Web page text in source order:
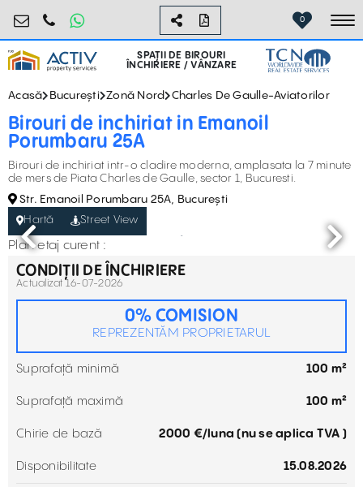
birouri@activpropertyservices.ro
0724.584.442 0
SPAȚII DE BIROURI
ÎNCHIRIERE / VÂNZARE
Acasă București Zonă Nord Charles De Gaulle-Aviatorilor
Birouri de inchiriat in Emanoil
Porumbaru 25A
Birouri de inchiriat intr-o cladire moderna, amplasata la 7 minute
de mers de Piata Charles de Gaulle, sector 1, Bucuresti.
Str. Emanoil Porumbaru 25A, București
Hartă
Street View
Plan etaj curent :
CONDIȚII DE ÎNCHIRIERE
Actualizat 16-07-2026
0% COMISION
REPREZENTĂM PROPRIETARUL
Suprafață minimă 100 m²
Suprafață maximă 100 m²
Chirie de bază 2000 €/luna (nu se aplica TVA )
Disponibilitate 15.08.2026